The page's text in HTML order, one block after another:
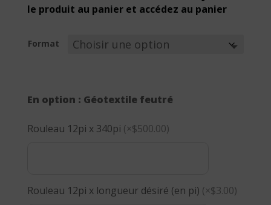
$27.50
$42.00
le produit au panier et accédez au panier
Format
En option : Géotextile feutré
Rouleau 12pi x 340pi (×$500.00)
Rouleau 12pi x longueur désiré (en pi) (×$3.00)